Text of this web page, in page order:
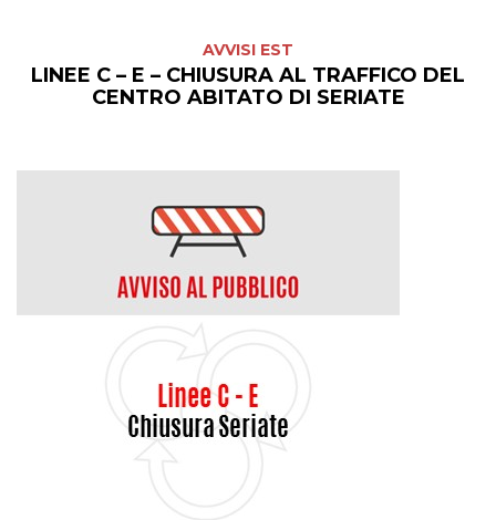
AVVISI EST
LINEE C – E – CHIUSURA AL TRAFFICO DEL
CENTRO ABITATO DI SERIATE